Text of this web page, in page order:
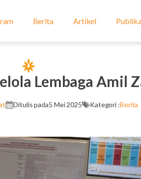
Berita Artikel
Lembaga Amil
Ditulis pada5 Mei 2025 Kategori :Berita